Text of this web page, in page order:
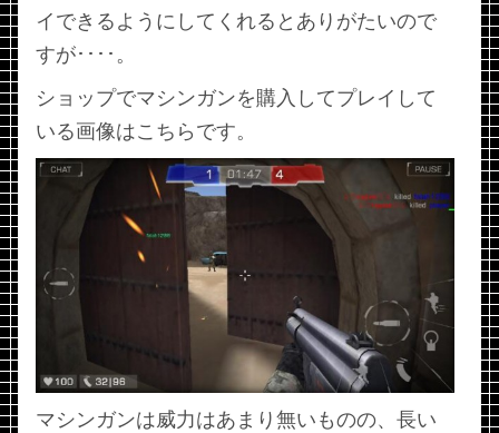
イできるようにしてくれるとありがたいので
すが････。
ショップでマシンガンを購入してプレイして
いる画像はこちらです。
マシンガンは威力はあまり無いものの、長い